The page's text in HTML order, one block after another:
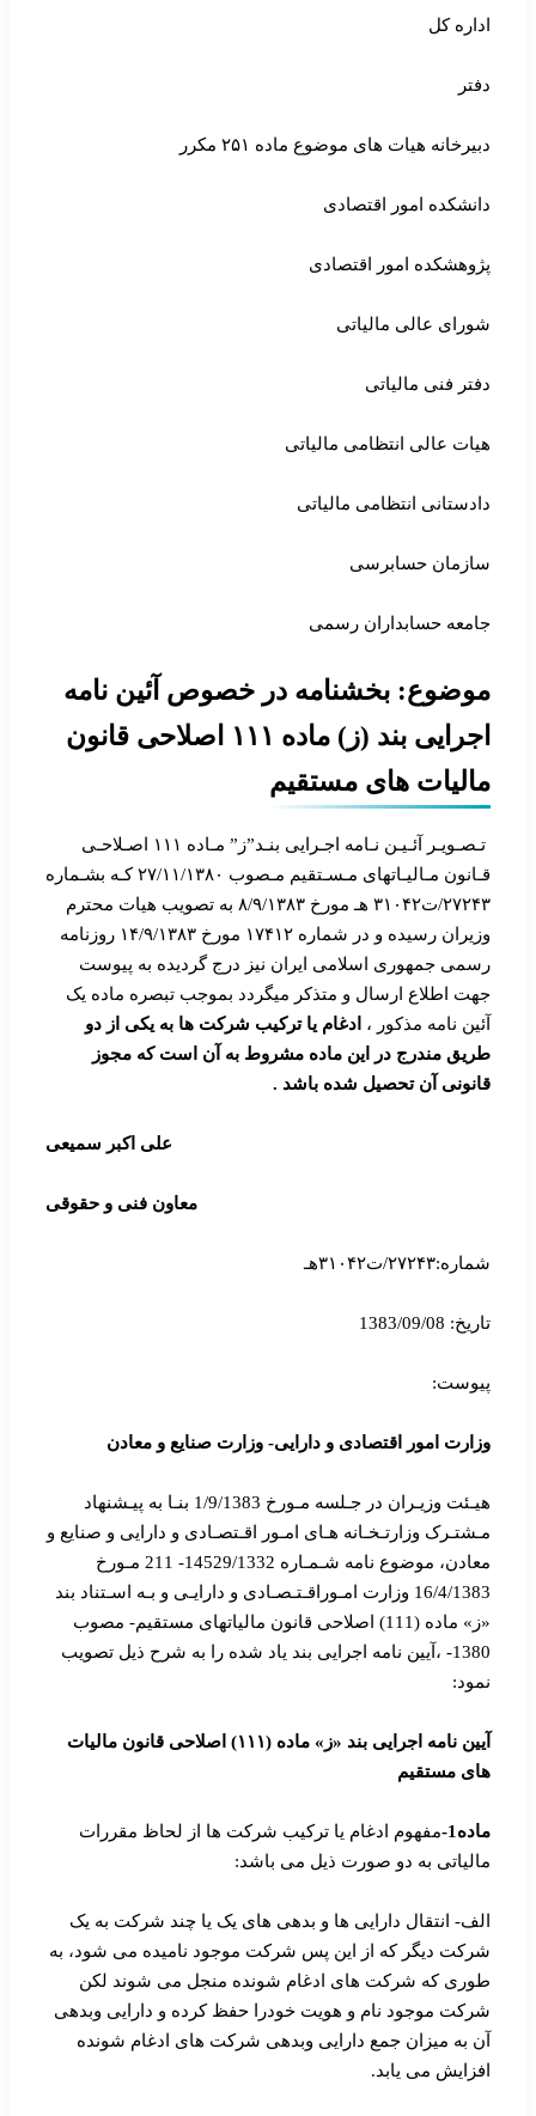
اداره کل
دفتر
دبیرخانه هیات های موضوع ماده ۲۵۱ مکرر
دانشکده امور اقتصادی
پژوهشکده امور اقتصادی
شورای عالی مالیاتی
دفتر فنی مالیاتی
هیات عالی انتظامی مالیاتی
دادستانی انتظامی مالیاتی
سازمان حسابرسی
جامعه حسابداران رسمی
موضوع: بخشنامه در خصوص آئین نامه
اجرایی بند (ز) ماده ۱۱۱ اصلاحی قانون
مالیات های مستقیم
تـصـویـر آئـیـن نـامه اجـرایی بنـد”ز” مـاده ۱۱۱ اصـلاحـی
قـانون مـالیـاتهای مـسـتقیم مـصوب ۲۷/۱۱/۱۳۸۰ کـه بشـماره
۲۷۲۴۳/ت۳۱۰۴۲ هـ مورخ ۸/۹/۱۳۸۳ به تصویب هیات محترم
وزیران رسیده و در شماره ۱۷۴۱۲ مورخ ۱۴/۹/۱۳۸۳ روزنامه
رسمی جمهوری اسلامی ایران نیز درج گردیده به پیوست
جهت اطلاع ارسال و متذکر میگردد بموجب تبصره ماده یک
آئین نامه مذکور ، ادغام یا ترکیب شرکت ها به یکی از دو
طریق مندرج در این ماده مشروط به آن است که مجوز
قانونی آن تحصیل شده باشد .
علی اکبر سمیعی
معاون فنی و حقوقی
شماره:۲۷۲۴۳/ت۳۱۰۴۲هـ
تاریخ: 1383/09/08
پیوست:
وزارت امور اقتصادی و دارایی- وزارت صنایع و معادن
هیـئت وزیـران در جـلسه مـورخ 1/9/1383 بنـا به پیـشنهاد
مـشتـرک وزارتـخـانه هـای امـور اقـتصـادی و دارایی و صنایع و
معادن، موضوع نامه شـمـاره 14529/1332- 211 مـورخ
16/4/1383 وزارت امـوراقـتـصـادی و دارایـی و بـه اسـتناد بند
«ز» ماده (111) اصلاحی قانون مالیاتهای مستقیم- مصوب
1380- ،آیین نامه اجرایی بند یاد شده را به شرح ذیل تصویب
نمود:
آیین نامه اجرایی بند «ز» ماده (۱۱۱) اصلاحی قانون مالیات
های مستقیم
ماده1-
مفهوم ادغام یا ترکیب شرکت ها از لحاظ مقررات
مالیاتی به دو صورت ذیل می باشد:
الف- انتقال دارایی ها و بدهی های یک یا چند شرکت به یک
شرکت دیگر که از این پس شرکت موجود نامیده می شود، به
طوری که شرکت های ادغام شونده منجل می شوند لکن
شرکت موجود نام و هویت خودرا حفظ کرده و دارایی وبدهی
آن به میزان جمع دارایی وبدهی شرکت های ادغام شونده
افزایش می یابد.